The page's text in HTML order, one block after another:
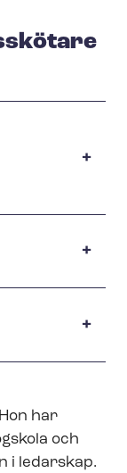
har
och
i ledarskap.